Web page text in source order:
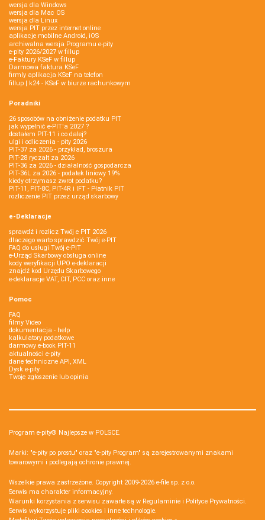
wersja dla Windows
wersja dla Mac OS
wersja dla Linux
wersja PIT przez internet online
aplikacje mobilne Android, iOS
archiwalna wersja Programu e-pity
e-pity 2026/2027 w fillup
e‑Faktury KSeF w fillup
Darmowa faktura KSeF
firmly aplikacja KSeF na telefon
fillup | k24 - KSeF w biurze rachunkowym
Poradniki
26 sposobów na obniżenie podatku PIT
jak wypełnić e-PIT'a 2027 ?
dostałem PIT-11 i co dalej?
ulgi i odliczenia - pity 2026
PIT-37 za 2026 - przykład, broszura
PIT-28 ryczałt za 2026
PIT-36 za 2026 - działalność gospodarcza
PIT-36L za 2026 - podatek liniowy 19%
kiedy otrzymasz zwrot podatku?
PIT-11, PIT-8C, PIT-4R i IFT - Płatnik PIT
rozliczenie PIT przez urząd skarbowy
e-Deklaracje
sprawdź i rozlicz Twój e PIT 2026
dlaczego warto sprawdzić Twój e-PIT
FAQ do usługi Twój e-PIT
e-Urząd Skarbowy obsługa online
kody weryfikacji UPO e-deklaracji
znajdź kod Urzędu Skarbowego
e-deklaracje VAT, CIT, PCC oraz inne
Pomoc
FAQ
filmy Video
dokumentacja - help
kalkulatory podatkowe
darmowy e-book PIT-11
aktualności e-pity
dane techniczne API, XML
Dysk e-pity
Twoje zgłoszenie lub opinia
Program e-pity® Najlepsze w POLSCE.
Marki: "e-pity po prostu" oraz "e-pity Program" są zarejestrowanymi znakami
towarowymi i podlegają ochronie prawnej.
Wszelkie prawa zastrzeżone. Copyright 2009-2026 e-file sp. z o.o.
Serwis ma charakter informacyjny.
Warunki korzystania z serwisu zawarte są w Regulaminie i Polityce Prywatności.
Serwis wykorzystuje pliki cookies i inne technologie.